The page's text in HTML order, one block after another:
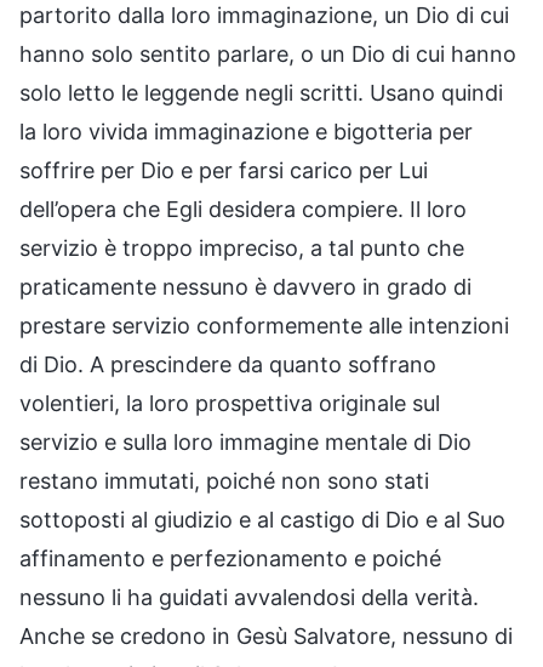
partorito dalla loro immaginazione, un Dio di cui
hanno solo sentito parlare, o un Dio di cui hanno
solo letto le leggende negli scritti. Usano quindi
la loro vivida immaginazione e bigotteria per
soffrire per Dio e per farsi carico per Lui
dell’opera che Egli desidera compiere. Il loro
servizio è troppo impreciso, a tal punto che
praticamente nessuno è davvero in grado di
prestare servizio conformemente alle intenzioni
di Dio. A prescindere da quanto soffrano
volentieri, la loro prospettiva originale sul
servizio e sulla loro immagine mentale di Dio
restano immutati, poiché non sono stati
sottoposti al giudizio e al castigo di Dio e al Suo
affinamento e perfezionamento e poiché
nessuno li ha guidati avvalendosi della verità.
Anche se credono in Gesù Salvatore, nessuno di